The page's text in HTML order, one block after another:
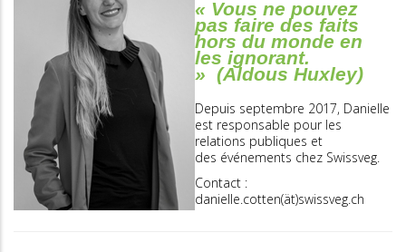
« Vous ne pouvez
pas faire des faits
hors du monde en
les ignorant.
» (Aldous Huxley)
Depuis septembre 2017, Danielle
est responsable pour les
relations publiques et
des événements chez Swissveg.
Contact :
danielle.cotten(ät)swissveg.ch